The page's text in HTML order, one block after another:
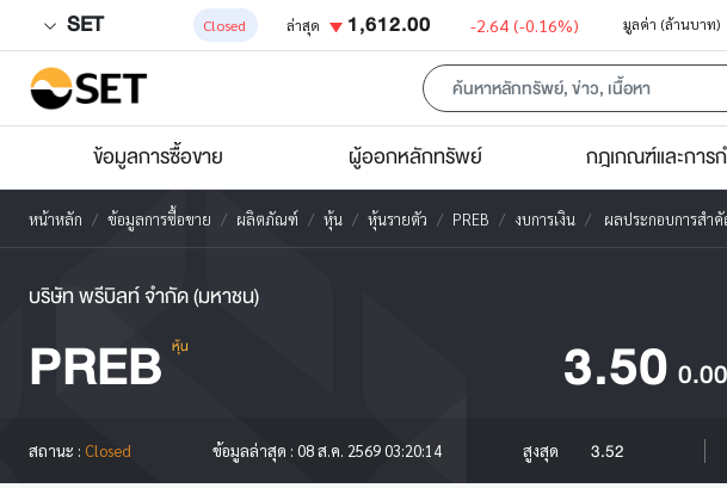
SET Closed ล่าสุด 1,612.00 -2.64 (-0.16%) มูลค่า (ล้านบาท)
ข้อมูลการซื้อขาย ผู้ออกหลักทรัพย์ กฎเกณฑ์และการ
หน้าหลัก ข้อมูลการซื้อขาย ผลิตภัณฑ์ หุ้น หุ้นรายตัว PREB งบการเงิน ผลประกอบการสำ
บริษัท พรีบิลท์ จำกัด (มหาชน)
PREB หุ้น 3.50 0.00
สถานะ : Closed ข้อมูลล่าสุด : 08 ส.ค. 2569 03:20:14 สูงสุด 3.52